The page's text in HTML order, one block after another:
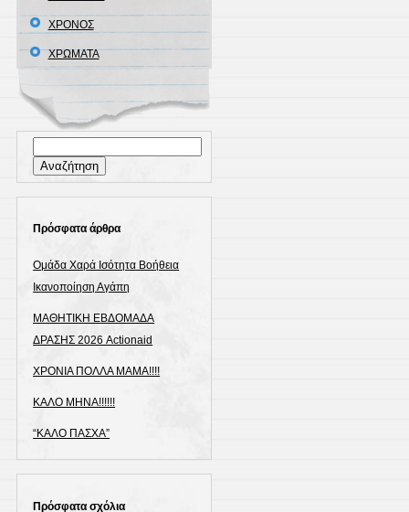
ΧΡΟΝΟΣ
ΧΡΩΜΑΤΑ
για:
Πρόσφατα άρθρα
Ομάδα Χαρά Ισότητα Βοήθεια
Ικανοποίηση Αγάπη
ΜΑΘΗΤΙΚΗ ΕΒΔΟΜΑΔΑ
ΔΡΑΣΗΣ 2026 Actionaid
ΧΡΟΝΙΑ ΠΟΛΛΑ ΜΑΜΑ!!!!
ΚΑΛΟ ΜΗΝΑ!!!!!!
“ΚΑΛΟ ΠΑΣΧΑ”
Πρόσφατα σχόλια